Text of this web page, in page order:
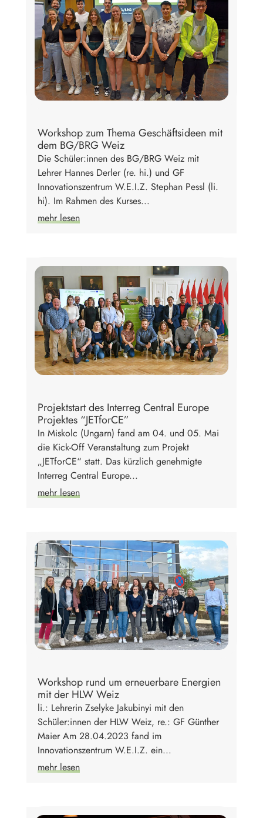
Workshop zum Thema Geschäftsideen mit
dem BG/BRG Weiz
Die Schüler:innen des BG/BRG Weiz mit
Lehrer Hannes Derler (re. hi.) und GF
Innovationszentrum W.E.I.Z. Stephan Pessl (li.
hi). Im Rahmen des Kurses...
mehr lesen
Projektstart des Interreg Central Europe
Projektes “JETforCE”
In Miskolc (Ungarn) fand am 04. und 05. Mai
die Kick-Off Veranstaltung zum Projekt
„JETforCE“ statt. Das kürzlich genehmigte
Interreg Central Europe...
mehr lesen
Workshop rund um erneuerbare Energien
mit der HLW Weiz
li.: Lehrerin Zselyke Jakubinyi mit den
Schüler:innen der HLW Weiz, re.: GF Günther
Maier Am 28.04.2023 fand im
Innovationszentrum W.E.I.Z. ein...
mehr lesen